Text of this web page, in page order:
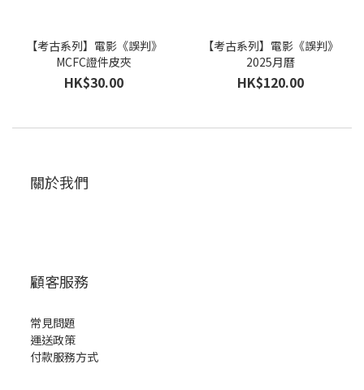
【考古系列】電影《誤判》
MCFC證件皮夾
HK$30.00
【考古系列】電影《誤判》
2025月曆
HK$120.00
關於我們
顧客服務
常見問題
運送政策
付款服務方式